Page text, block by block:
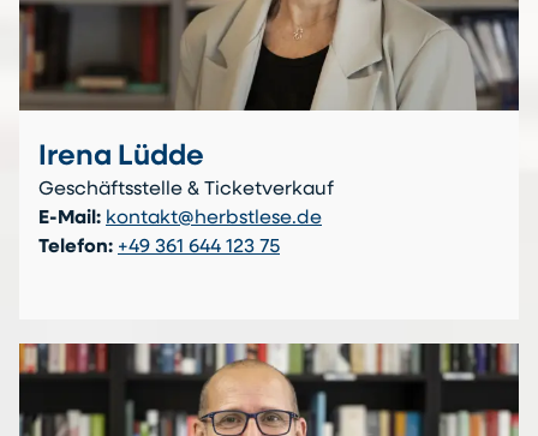
Irena Lüdde
Geschäftsstelle & Ticketverkauf
E-Mail: kontakt@herbstlese.de
Telefon: +49 361 644 123 75